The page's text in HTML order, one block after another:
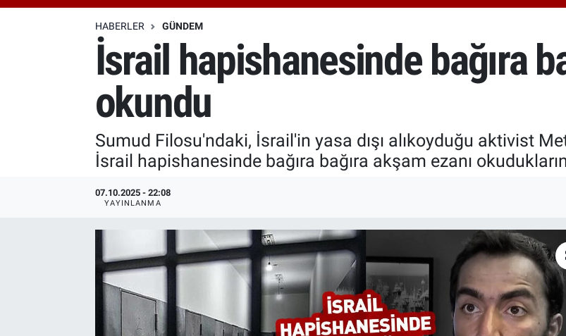
HABERLER GÜNDEM
İsrail hapishanesinde bağıra
okundu
Sumud Filosu'ndaki, İsrail'in yasa dışı alıkoyduğu aktivist
İsrail hapishanesinde bağıra bağıra akşam ezanı
07.10.2025 - 22:08
YAYINLANMA
Özel Haberler
Özel Haberler
Erişim Bilgileri
Haber Arşivi